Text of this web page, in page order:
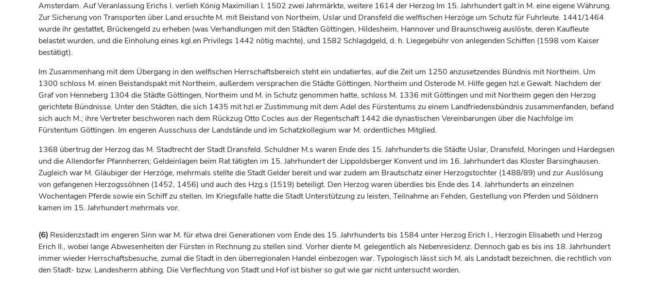
Amsterdam. Auf Veranlassung Erichs I. verlieh König Maximilian I. 1502 zwei Jahrmärkte, weitere 1614 der Herzog Im 15. Jahrhundertgalt in M. eine eigene Währung.
Zur Sicherung von Transporten über Land ersuchte M. mit Beistand von Northeim, Uslar und Dransfeld die welfischen Herzöge um Schutz für Fuhrleute. 1441/1464
wurde ihr gestattet, Brückengeld zu erheben (was Verhandlungen mit den Städten Göttingen, Hildesheim, Hannover und Braunschweig auslöste, deren Kaufleute
belastet wurden, und die Einholung eines kgl.en Privilegs 1442 nötig machte), und 1582 Schlagdgeld, d. h. Liegegebühr von anlegenden Schiffen (1598 vom Kaiser
bestätigt).
Im Zusammenhang mit dem Übergang in den welfischen Herrschaftsbereich steht ein undatiertes, auf die Zeit um 1250 anzusetzendes Bündnis mit Northeim. Um
1300 schloss M. einen Beistandspakt mit Northeim, außerdem versprachen die Städte Göttingen, Northeim und Osterode M. Hilfe gegen hzl.e Gewalt. Nachdem der
Grafvon Henneberg 1304 die Städte Göttingen, Northeim und M. in Schutz genommen hatte, schloss M. 1336 mitGöttingen und mit Northeim gegen den Herzog
gerichtete Bündnisse. Unter den Städten, die sich 1435 mit hzl.er Zustimmung mit dem Adel des Fürstentums zu einem Landfriedensbündnis zusammenfanden, befand
sich auch M.; ihre Vertreter beschworen nach dem Rückzug Otto Cocles aus der Regentschaft 1442 die dynastischen Vereinbarungen über die Nachfolge im
Fürstentum Göttingen. Im engeren Ausschuss der Landstände und im Schatzkollegium war M. ordentliches Mitglied.
1368 übertrug der Herzogdas M. Stadtrecht der Stadt Dransfeld. Schuldner M.s waren Ende des 15. Jahrhunderts die Städte Uslar, Dransfeld, Moringen und Hardegsen
und die Allendorfer Pfannherren; Geldeinlagen beim Rat tätigten im 15. Jahrhundertder Lippoldsberger Konvent und im 16. Jahrhundertdas Kloster Barsinghausen.
Zugleich war M. Gläubiger der Herzöge, mehrmals stellte die Stadt Gelder bereit und war zudem am Brautschatz einer Herzogstochter (1488/89) und zur Auslösung
von gefangenen Herzogssöhnen (1452, 1456) und auch des Hzg.s (1519) beteiligt. Den Herzogwaren überdies bis Ende des 14. Jahrhunderts an einzelnen
Wochentagen Pferde sowie ein Schiff zu stellen. Im Kriegsfalle hatte die Stadt Unterstützung zu leisten, Teilnahme an Fehden, Gestellung von Pferden und Söldnern
kamen im 15. Jahrhundertmehrmals vor.
(6) Residenzstadt im engeren Sinn war M. für etwa drei Generationen vom Ende des 15. Jahrhunderts bis 1584 unter Herzog Erich I., Herzogin Elisabeth und Herzog
Erich II., wobei lange Abwesenheiten der Fürsten in Rechnung zu stellen sind. Vorher diente M. gelegentlich als Nebenresidenz. Dennoch gab es bis ins 18. Jahrhundert
immer wieder Herrschaftsbesuche, zumal die Stadt in den überregionalen Handel einbezogen war. Typologisch lässt sich M. als Landstadt bezeichnen, die rechtlich von
den Stadt- bzw. Landesherrn abhing. Die Verflechtung von Stadt und Hof ist bisher so gut wie gar nicht untersucht worden.